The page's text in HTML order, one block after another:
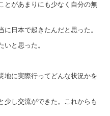
とがあまりにも少なく自分の無
日本で起きたんだと思った。
いと思った。
地に実際行ってどんな状況かを
少し交流ができた。これからも